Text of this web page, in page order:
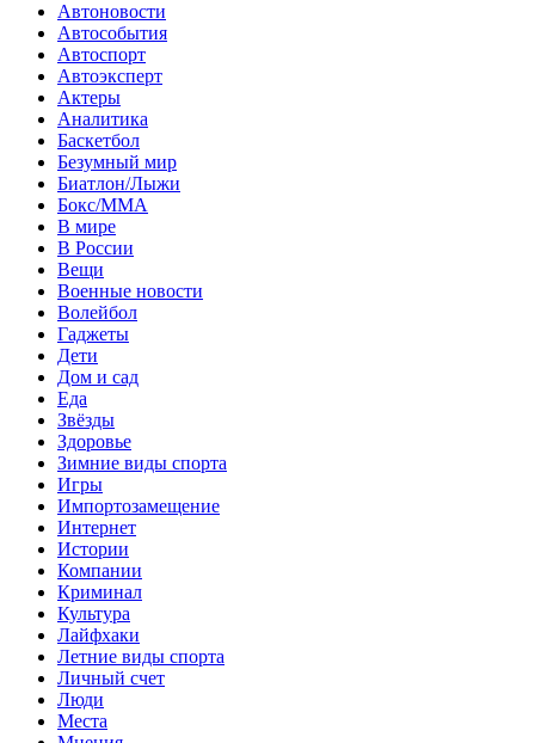
Автоновости
Автособытия
Автоспорт
Автоэксперт
Актеры
Аналитика
Баскетбол
Безумный мир
Биатлон/Лыжи
Бокс/MMA
В мире
В России
Вещи
Военные новости
Волейбол
Гаджеты
Дети
Дом и сад
Еда
Звёзды
Здоровье
Зимние виды спорта
Игры
Импортозамещение
Интернет
Истории
Компании
Криминал
Культура
Лайфхаки
Летние виды спорта
Личный счет
Люди
Места